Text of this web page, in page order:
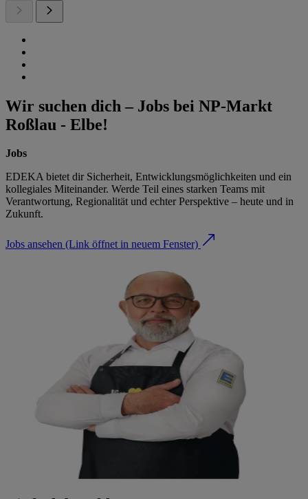
Wir suchen dich – Jobs bei NP-Markt
Roßlau - Elbe!
Jobs
EDEKA bietet dir Sicherheit, Entwicklungsmöglichkeiten und ein
kollegiales Miteinander. Werde Teil eines starken Teams mit
Verantwortung, Regionalität und echter Perspektive – heute und in
Zukunft.
Jobs ansehen (Link öffnet in neuem Fenster)